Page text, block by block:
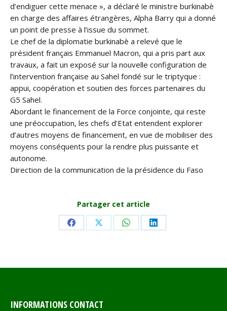
d’endiguer cette menace », a déclaré le ministre burkinabè
en charge des affaires étrangères, Alpha Barry qui a donné
un point de presse à l’issue du sommet.
Le chef de la diplomatie burkinabè a relevé que le
président français Emmanuel Macron, qui a pris part aux
travaux, a fait un exposé sur la nouvelle configuration de
l’intervention française au Sahel fondé sur le triptyque :
appui, coopération et soutien des forces partenaires du
G5 Sahel.
Abordant le financement de la Force conjointe, qui reste
une préoccupation, les chefs d’Etat entendent explorer
d’autres moyens de financement, en vue de mobiliser des
moyens conséquents pour la rendre plus puissante et
autonome.
Direction de la communication de la présidence du Faso
Partager cet article
Share Share Share Share
INFORMATIONS CONTACT